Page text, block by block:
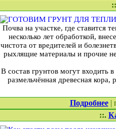
Почва на участке, где ставится
несколько лет обработкой,
чистота от вредителей и
рыхлящие материалы и прочие
В состав грунтов могут входить
размельчённая древесная
Подробнее|
::.